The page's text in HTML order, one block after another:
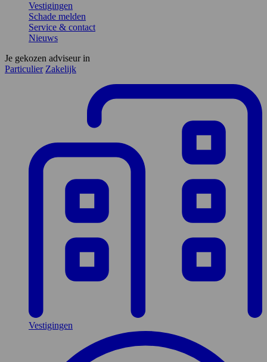
Vestigingen
Schade melden
Service & contact
Nieuws
Je gekozen adviseur in
Particulier Zakelijk
Vestigingen